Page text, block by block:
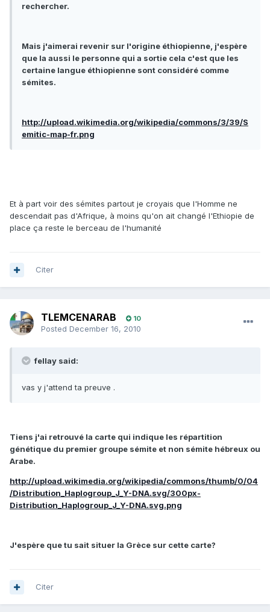
rechercher.
Mais j'aimerai revenir sur l'origine éthiopienne, j'espère
que la aussi le personne qui a sortie cela c'est que les
certaine langue éthiopienne sont considéré comme
sémites.
http://upload.wikimedia.org/wikipedia/commons/3/39/S
emitic-map-fr.png
Et à part voir des sémites partout je croyais que l'Homme ne
descendait pas d'Afrique, à moins qu'on ait changé l'Ethiopie de
place ça reste le berceau de l'humanité
Citer
TLEMCENARAB 10
Posted December 16, 2010
fellay said:
vas y j'attend ta preuve .
Tiens j'ai retrouvé la carte qui indique les répartition
génétique du premier groupe sémite et non sémite hébreux ou
Arabe.
http://upload.wikimedia.org/wikipedia/commons/thumb/0/04
/Distribution_Haplogroup_J_Y-DNA.svg/300px-
Distribution_Haplogroup_J_Y-DNA.svg.png
J'espère que tu sait situer la Grèce sur cette carte?
Citer